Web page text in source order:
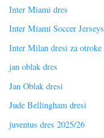
Inter Miami dres
Inter Miami Soccer Jerseys
Inter Milan dresi za otroke
jan oblak dres
Jan Oblak dresi
Jude Bellingham dresi
juventus dres 2025/26